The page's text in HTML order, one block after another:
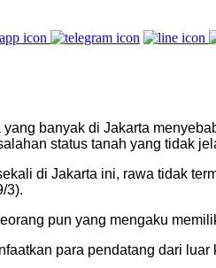
banyak di Jakarta
status tanah yang tidak
di Jakarta ini, rawa tidak
3).
pun yang mengaku
para pendatang dari luar